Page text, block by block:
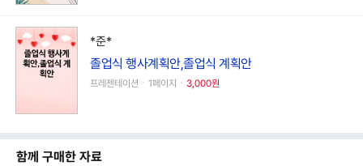
*준*
졸업식 행사계획안,졸업식 계획안
프레젠테이션ㆍ1페이지ㆍ 3,000원
함께 구매한 자료